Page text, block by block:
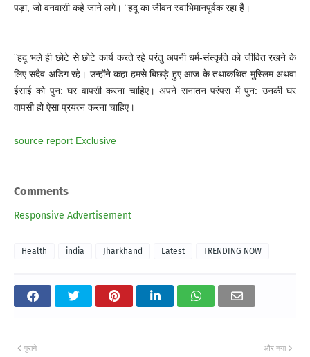
पड़ा, जो वनवासी कहे जाने लगे। ¨हदू का जीवन स्वाभिमानपूर्वक रहा है।
¨हदू भले ही छोटे से छोटे कार्य करते रहे परंतु अपनी धर्म-संस्कृति को जीवित रखने के
लिए सदैव अडिग रहे। उन्होंने कहा हमसे बिछड़े हुए आज के तथाकथित मुस्लिम अथवा
ईसाई को पुन: घर वापसी करना चाहिए। अपने सनातन परंपरा में पुन: उनकी घर
वापसी हो ऐसा प्रयत्‍‌न करना चाहिए।
source report Exclusive
Comments
Responsive Advertisement
Health india Jharkhand Latest TRENDING NOW
और नया
पुराने